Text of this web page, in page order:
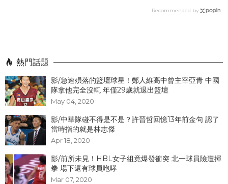
Recommended by
熱門話題
影/急速殞落的籃壇球星！鄭人維高中曾主宰亞青 中國
隊拿他完全沒輒 年僅29歲就退出籃壇
May 04, 2020
影/中華隊碰不得是不是？許晉哲回憶13年前金句 認了
當時指的就是林志傑
Apr 18, 2020
影/前所未見！HBL女子組竟爆發衝突 北一球員險遭揮
拳 場下還有球員咆哮
Mar 07, 2020